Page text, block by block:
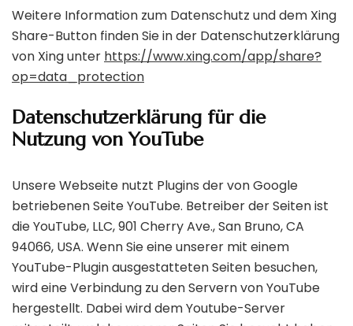
Weitere Information zum Datenschutz und dem Xing
Share-Button finden Sie in der Datenschutzerklärung
von Xing unter https://www.xing.com/app/share?
op=data_protection
Datenschutzerklärung für die
Nutzung von YouTube
Unsere Webseite nutzt Plugins der von Google
betriebenen Seite YouTube. Betreiber der Seiten ist
die YouTube, LLC, 901 Cherry Ave., San Bruno, CA
94066, USA. Wenn Sie eine unserer mit einem
YouTube-Plugin ausgestatteten Seiten besuchen,
wird eine Verbindung zu den Servern von YouTube
hergestellt. Dabei wird dem Youtube-Server